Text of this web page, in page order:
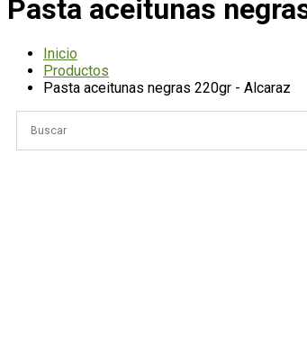
Pasta aceitunas
Inicio
Productos
Pasta aceitunas negras 220gr - Alcaraz